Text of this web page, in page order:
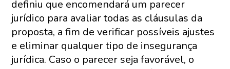
definiu que encomendará um parecer
jurídico para avaliar todas as cláusulas da
proposta, a fim de verificar possíveis ajustes
e eliminar qualquer tipo de insegurança
jurídica. Caso o parecer seja favorável, o